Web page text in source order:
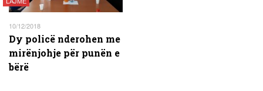
10/12/2018
Dy policë nderohen me
mirënjohje për punën e
bërë